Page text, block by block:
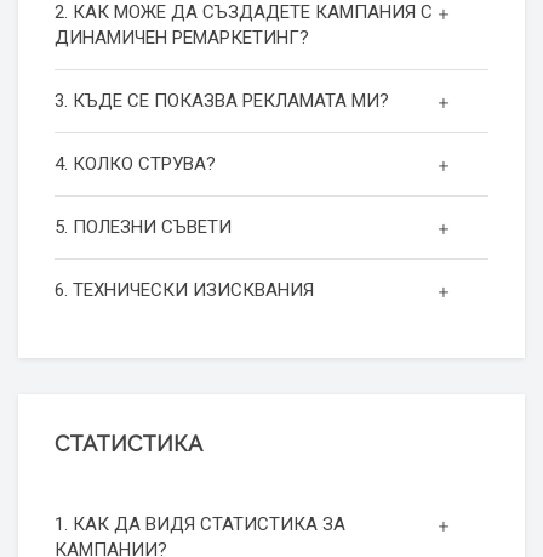
2. КАК МОЖЕ ДА СЪЗДАДЕТЕ КАМПАНИЯ С
ДИНАМИЧЕН РЕМАРКЕТИНГ?
3. КЪДЕ СЕ ПОКАЗВА РЕКЛАМАТА МИ?
4. КОЛКО СТРУВА?
5. ПОЛЕЗНИ СЪВЕТИ
6. ТЕХНИЧЕСКИ ИЗИСКВАНИЯ
СТАТИСТИКА
1. КАК ДА ВИДЯ СТАТИСТИКА ЗА
КАМПАНИИ?